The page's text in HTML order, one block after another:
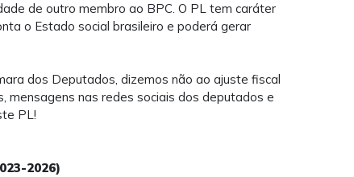
de outro membro ao BPC. O PL tem caráter
o Estado social brasileiro e poderá gerar
dos Deputados, dizemos não ao ajuste fiscal
mensagens nas redes sociais dos deputados e
PL!
2026)